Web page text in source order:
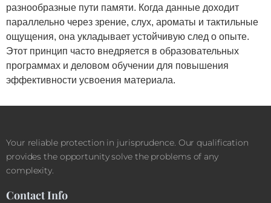
разнообразные пути памяти. Когда данные доходит
параллельно через зрение, слух, ароматы и тактильные
ощущения, она укладывает устойчивую след о опыте.
Этот принцип часто внедряется в образовательных
программах и деловом обучении для повышения
эффективности усвоения материала.
Your reliable protection in jurisprudence. Our qualification
provides the opportunity solve the problems of any
complexity.
Contact Info